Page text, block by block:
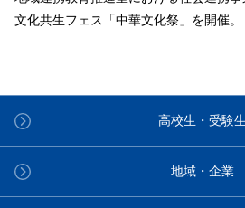
文化共生フェス「中華文化祭」を開催。
高校生・受験生
地域・企業